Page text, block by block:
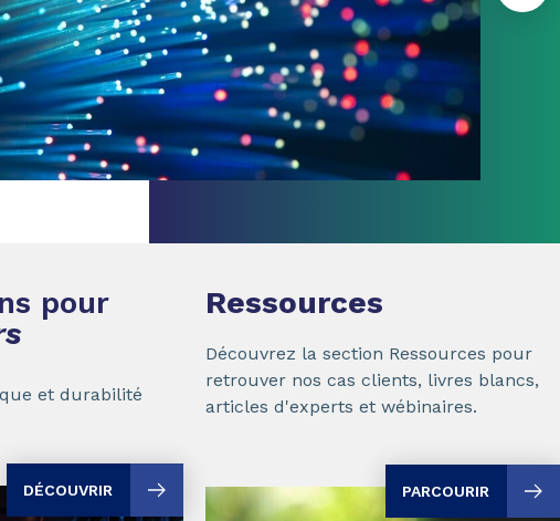
pour
et durabilité
DÉCOUVRIR
Ressources
Découvrez la section Ressources pour
retrouver nos cas clients, livres blancs,
articles d'experts et wébinaires.
PARCOURIR